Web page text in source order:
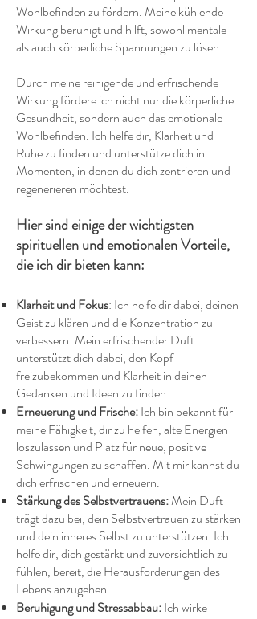
Wohlbefinden zu fördern. Meine kühlende
Wirkung beruhigt und hilft, sowohl mentale
als auch körperliche Spannungen zu lösen.
Durch meine reinigende und erfrischende
Wirkung fördere ich nicht nur die körperliche
Gesundheit, sondern auch das emotionale
Wohlbefinden. Ich helfe dir, Klarheit und
Ruhe zu finden und unterstütze dich in
Momenten, in denen du dich zentrieren und
regenerieren möchtest.
Hier sind einige der wichtigsten
spirituellen und emotionalen Vorteile,
die ich dir bieten kann:
Klarheit und Fokus: Ich helfe dir dabei, deinen
Geist zu klären und die Konzentration zu
verbessern. Mein erfrischender Duft
unterstützt dich dabei, den Kopf
freizubekommen und Klarheit in deinen
Gedanken und Ideen zu finden.
Erneuerung und Frische:Ich bin bekannt für
meine Fähigkeit, dir zu helfen, alte Energien
loszulassen und Platz für neue, positive
Schwingungen zu schaffen. Mit mir kannst du
dich erfrischen und erneuern.
Stärkung des Selbstvertrauens:Mein Duft
trägt dazu bei, dein Selbstvertrauen zu stärken
und dein inneres Selbst zu unterstützen. Ich
helfe dir, dich gestärkt und zuversichtlich zu
fühlen, bereit, die Herausforderungen des
Lebens anzugehen.
Beruhigung und Stressabbau:Ich wirke